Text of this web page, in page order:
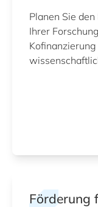
Planen Sie
Ihrer
Förderung